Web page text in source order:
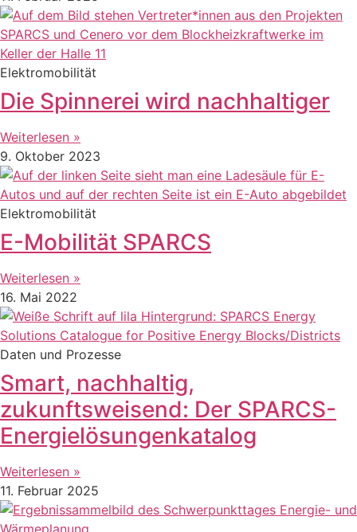
Elektromobilität
Die Spinnerei wird nachhaltiger
Weiterlesen »
9. Oktober 2023
Elektromobilität
E-Mobilität SPARCS
Weiterlesen »
16. Mai 2022
Daten und Prozesse
Smart, nachhaltig,
zukunftsweisend: Der SPARCS-
Energielösungenkatalog
Weiterlesen »
11. Februar 2025